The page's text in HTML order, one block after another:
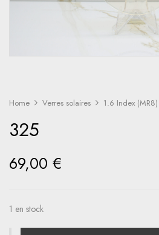
Home Verres solaires 1.6 Index (MR8)
325
69,00 €
1 en stock